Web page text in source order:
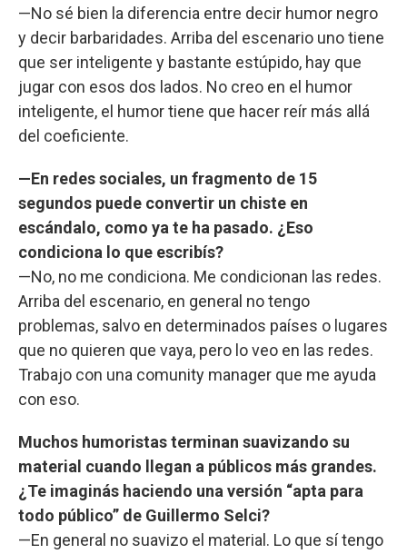
—No sé bien la diferencia entre decir humor negro
y decir barbaridades. Arriba del escenario uno tiene
que ser inteligente y bastante estúpido, hay que
jugar con esos dos lados. No creo en el humor
inteligente, el humor tiene que hacer reír más allá
del coeficiente.
—En redes sociales, un fragmento de 15
segundos puede convertir un chiste en
escándalo, como ya te ha pasado. ¿Eso
condiciona lo que escribís?
—No, no me condiciona. Me condicionan las redes.
Arriba del escenario, en general no tengo
problemas, salvo en determinados países o lugares
que no quieren que vaya, pero lo veo en las redes.
Trabajo con una comunity manager que me ayuda
con eso.
Muchos humoristas terminan suavizando su
material cuando llegan a públicos más grandes.
¿Te imaginás haciendo una versión “apta para
todo público” de Guillermo Selci?
—En general no suavizo el material. Lo que sí tengo